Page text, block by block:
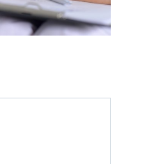
Obrigatórios